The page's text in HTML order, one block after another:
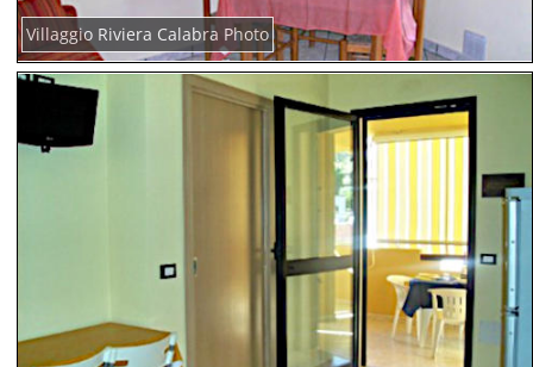
Villaggio Riviera Calabra Photo